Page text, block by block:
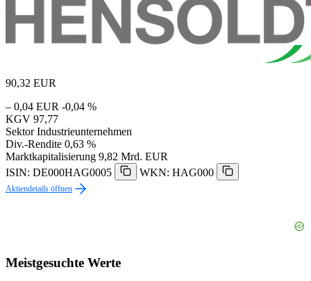
90,32 EUR
– 0,04 EUR -0,04 %
KGV 97,77
Sektor Industrieunternehmen
Div.-Rendite 0,63 %
Marktkapitalisierung 9,82 Mrd. EUR
ISIN: DE000HAG0005
WKN: HAG000
Aktiendetails öffnen
Meistgesuchte Werte